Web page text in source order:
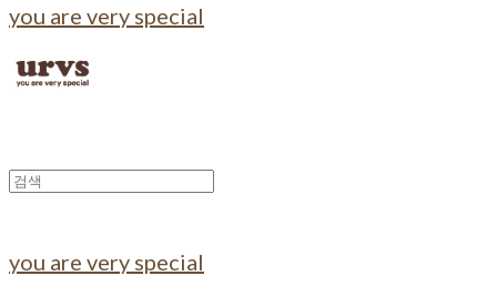
you are very special
you are very special